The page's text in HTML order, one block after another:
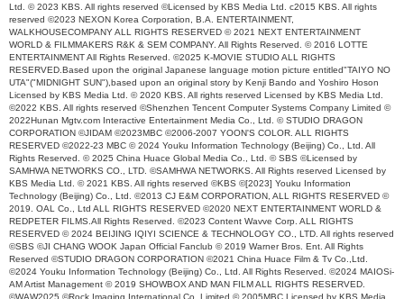
Ltd. © 2023 KBS. All rights reserved ©Licensed by KBS Media Ltd. c2015 KBS. All rights
reserved ©2023 NEXON Korea Corporation, B.A. ENTERTAINMENT,
WALKHOUSECOMPANY ALL RIGHTS RESERVED © 2021 NEXT ENTERTAINMENT
WORLD & FILMMAKERS R&K & SEM COMPANY. All Rights Reserved. © 2016 LOTTE
ENTERTAINMENT All Rights Reserved. ©2025 K-MOVIE STUDIO ALL RIGHTS
RESERVED.Based upon the original Japanese language motion picture entitled"TAIYO NO
UTA"("MIDNIGHT SUN"),based upon an original story by Kenji Bando and Yoshiro Hoson
Licensed by KBS Media Ltd. © 2020 KBS. All rights reserved Licensed by KBS Media Ltd.
©2022 KBS. All rights reserved ©Shenzhen Tencent Computer Systems Company Limited ©
2022Hunan Mgtv.com Interactive Entertainment Media Co., Ltd. © STUDIO DRAGON
CORPORATION ©JIDAM ©2023MBC ©2006-2007 YOON'S COLOR. ALL RIGHTS
RESERVED ©2022-23 MBC © 2024 Youku Information Technology (Beijing) Co., Ltd. All
Rights Reserved. © 2025 China Huace Global Media Co., Ltd. © SBS ©Licensed by
SAMHWA NETWORKS CO., LTD. ©SAMHWA NETWORKS. All Rights reserved Licensed by
KBS Media Ltd. © 2021 KBS. All rights reserved ©KBS ©[2023] Youku Information
Technology (Beijing) Co., Ltd. ©2013 CJ E&M CORPORATION, ALL RIGHTS RESERVED ©
2019. OAL Co., Ltd ALL RIGHTS RESERVED ©2020 NEXT ENTERTAINMENT WORLD &
REDPETER FILMS.All Rights Reserved. ©2023 Content Wavve Corp. ALL RIGHTS
RESERVED © 2024 BEIJING IQIYI SCIENCE & TECHNOLOGY CO., LTD. All rights reserved
©SBS ©JI CHANG WOOK Japan Official Fanclub © 2019 Warner Bros. Ent. All Rights
Reserved ©STUDIO DRAGON CORPORATION ©2021 China Huace Film & Tv Co.,Ltd.
©2024 Youku Information Technology (Beijing) Co., Ltd. All Rights Reserved. ©2024 MAIOSi-
AM Artist Management © 2019 SHOWBOX AND MAN FILM ALL RIGHTS RESERVED.
©WAW2025 ©Rock Imaging International Co.,Limited © 2005MBC Licensed by KBS Media